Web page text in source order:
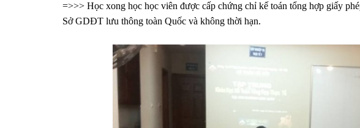
=>>> Học xong học học viên được cấp chứng chỉ kế toán tổng hợp giấy
Sở GDĐT lưu thông toàn Quốc và không thời hạn.